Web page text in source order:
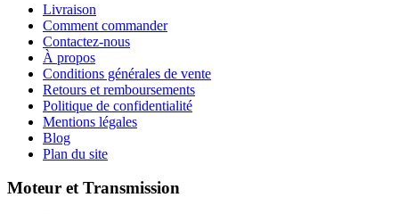
Livraison
Comment commander
Contactez-nous
À propos
Conditions générales de vente
Retours et remboursements
Politique de confidentialité
Mentions légales
Blog
Plan du site
Moteur et Transmission